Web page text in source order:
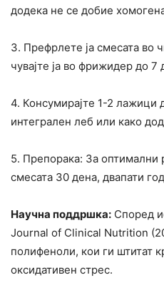
додека не се добие
3. Префрлете ја смесата во
чувајте ја во фрижидер до 7
4. Консумирајте 1-2 лажици
интегрален леб или како
5. Препорака: За оптимални
смесата 30 дена, двапати
Научна поддршка: Според
Journal of Clinical Nutrition
полифеноли, кои ги штитат
оксидативен стрес.